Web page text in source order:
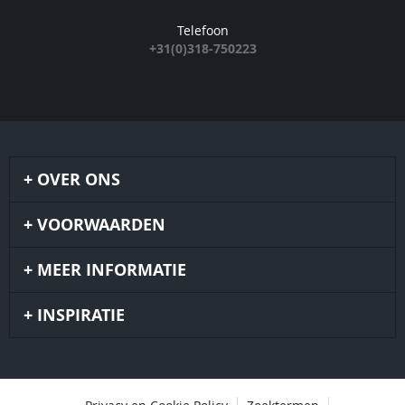
Telefoon
+31(0)318-750223
OVER ONS
VOORWAARDEN
MEER INFORMATIE
INSPIRATIE